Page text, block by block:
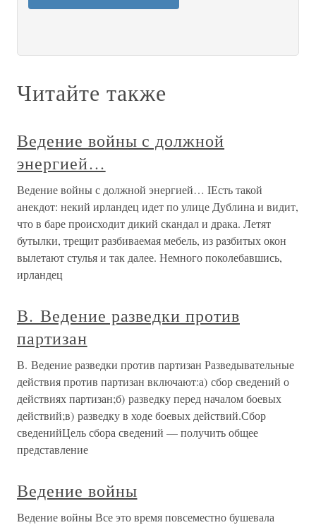
Читайте также
Ведение войны с должной
энергией…
Ведение войны с должной энергией… IЕсть такой
анекдот: некий ирландец идет по улице Дублина и видит,
что в баре происходит дикий скандал и драка. Летят
бутылки, трещит разбиваемая мебель, из рaзбитых окон
вылетают стулья и так далее. Немного поколебавшись,
ирландец
В. Ведение разведки против
партизан
В. Ведение разведки против партизан Разведывательные
действия против партизан включают:а) сбор сведений о
действиях партизан;б) разведку перед началом боевых
действий;в) разведку в ходе боевых действий.Сбор
сведенийЦель сбора сведений — получить общее
представление
Ведение войны
Ведение войны Все это время повсеместно бушевала